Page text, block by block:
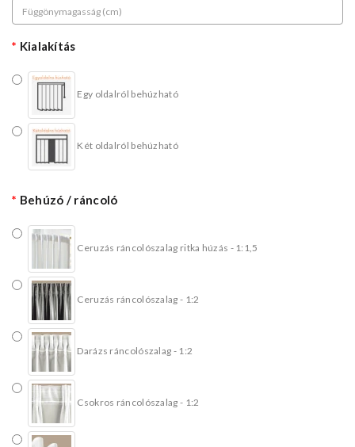
Kialakítás
Egy oldalról behúzható
Két oldalról behúzható
Behúzó / ráncoló
Ceruzás ráncolószalag ritka húzás - 1:1,5
Ceruzás ráncolószalag - 1:2
Darázs ráncolószalag - 1:2
Csokros ráncolószalag - 1:2